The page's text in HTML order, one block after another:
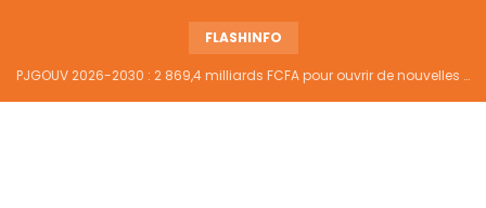
FLASHINFO
PJGOUV 2026-2030 : 2 869,4 milliards FCFA pour ouvrir de nouvelles perspectives à plus de 5,2 millions de jeunes ivoiriens